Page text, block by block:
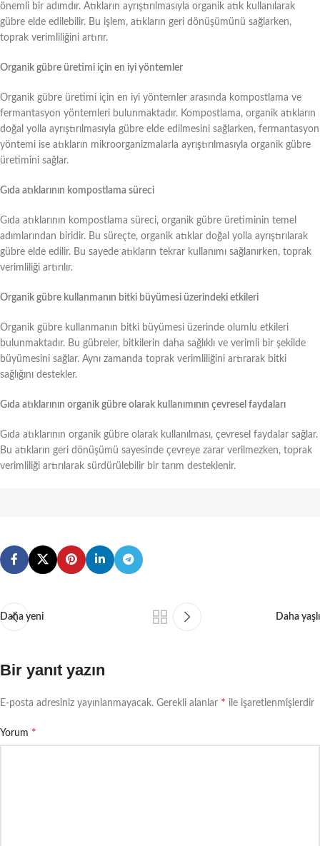
önemli bir adımdır. Atıkların ayrıştırılmasıyla organik atık kullanılarak
gübre elde edilebilir. Bu işlem, atıkların geri dönüşümünü sağlarken,
toprak verimliliğini artırır.
Organik gübre üretimi için en iyi yöntemler
Organik gübre üretimi için en iyi yöntemler arasında kompostlama ve
fermantasyon yöntemleri bulunmaktadır. Kompostlama, organik atıkların
doğal yolla ayrıştırılmasıyla gübre elde edilmesini sağlarken, fermantasyon
yöntemi ise atıkların mikroorganizmalarla ayrıştırılmasıyla organik gübre
üretimini sağlar.
Gıda atıklarının kompostlama süreci
Gıda atıklarının kompostlama süreci, organik gübre üretiminin temel
adımlarından biridir. Bu süreçte, organik atıklar doğal yolla ayrıştırılarak
gübre elde edilir. Bu sayede atıkların tekrar kullanımı sağlanırken, toprak
verimliliği artırılır.
Organik gübre kullanmanın bitki büyümesi üzerindeki etkileri
Organik gübre kullanmanın bitki büyümesi üzerinde olumlu etkileri
bulunmaktadır. Bu gübreler, bitkilerin daha sağlıklı ve verimli bir şekilde
büyümesini sağlar. Aynı zamanda toprak verimliliğini artırarak bitki
sağlığını destekler.
Gıda atıklarının organik gübre olarak kullanımının çevresel faydaları
Gıda atıklarının organik gübre olarak kullanılması, çevresel faydalar sağlar.
Bu atıkların geri dönüşümü sayesinde çevreye zarar verilmezken, toprak
verimliliği artırılarak sürdürülebilir bir tarım desteklenir.
Daha yeni Daha yaşlı
Bir yanıt yazın
E-posta adresiniz yayınlanmayacak. Gerekli alanlar * ile işaretlenmişlerdir
Yorum *